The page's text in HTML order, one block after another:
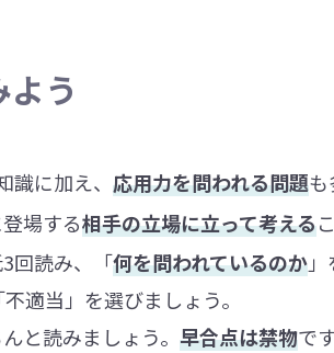
う
識に加え、 応用力を問われる問題も
場する相手の立場に立って考える
回読み、「何を問われているのか
不適当」を選びましょう。
と読みましょう。 早合点は禁物です